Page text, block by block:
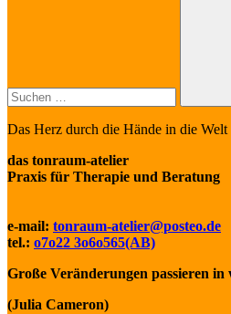
Das Herz durch die Hände in die Welt
das tonraum-atelier
Praxis für Therapie und Beratung
e-mail: tonraum-atelier@posteo.de
tel.: o7o22 3o6o565(AB)
Große Veränderungen passieren in
(Julia Cameron)